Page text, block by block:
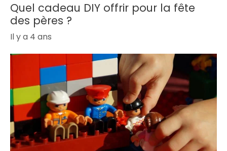
Quel cadeau DIY offrir pour la fête
des pères ?
Il y a 4 ans